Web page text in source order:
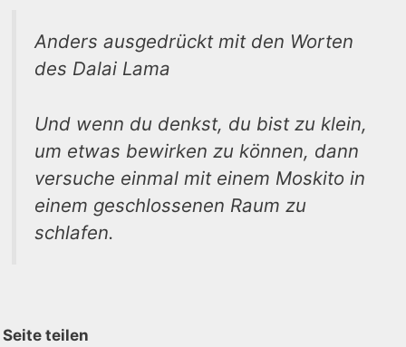
Anders ausgedrückt mit den Worten
des Dalai Lama
Und wenn du denkst, du bist zu klein,
um etwas bewirken zu können, dann
versuche einmal mit einem Moskito in
einem geschlossenen Raum zu
schlafen.
Seite teilen